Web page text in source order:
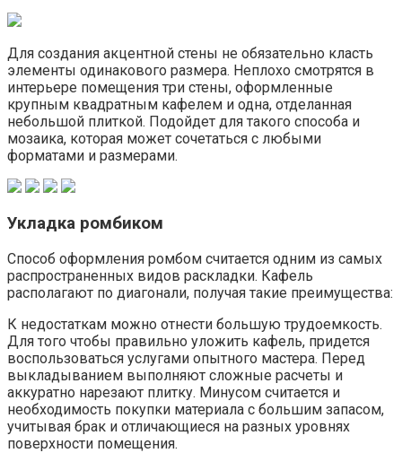
Для создания акцентной стены не обязательно класть
элементы одинакового размера. Неплохо смотрятся в
интерьере помещения три стены, оформленные
крупным квадратным кафелем и одна, отделанная
небольшой плиткой. Подойдет для такого способа и
мозаика, которая может сочетаться с любыми
форматами и размерами.
Укладка ромбиком
Способ оформления ромбом считается одним из самых
распространенных видов раскладки. Кафель
располагают по диагонали, получая такие преимущества:
К недостаткам можно отнести большую трудоемкость.
Для того чтобы правильно уложить кафель, придется
воспользоваться услугами опытного мастера. Перед
выкладыванием выполняют сложные расчеты и
аккуратно нарезают плитку. Минусом считается и
необходимость покупки материала с большим запасом,
учитывая брак и отличающиеся на разных уровнях
поверхности помещения.